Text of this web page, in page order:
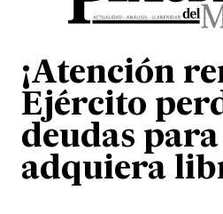
¡Atención
Ejército
deudas
adquiera